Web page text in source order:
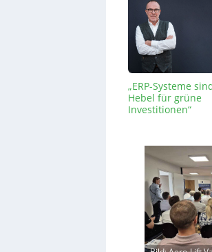
„ERP-Systeme
Hebel für grüne
Investitionen“